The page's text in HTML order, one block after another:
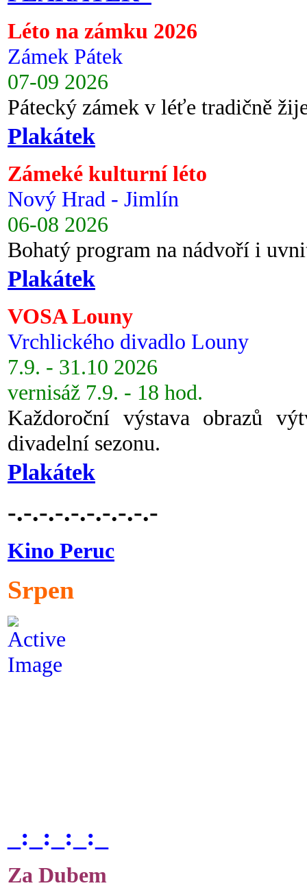
Léto na zámku 2026
Zámek Pátek
07-09 2026
Pátecký zámek v léťe tradičně
Plakátek
Zámeké kulturní léto
Nový Hrad - Jimlín
06-08 2026
Bohatý program na nádvoří i
Plakátek
VOSA Louny
Vrchlického divadlo Louny
7.9. - 31.10 2026
vernisáž 7.9. - 18 hod.
Každoroční výstava obrazů
divadelní sezonu.
Plakátek
-.-.-.-.-.-.-.-.-.-
Kino Peruc
Srpen
_:_:_:_:_
Za Dubem